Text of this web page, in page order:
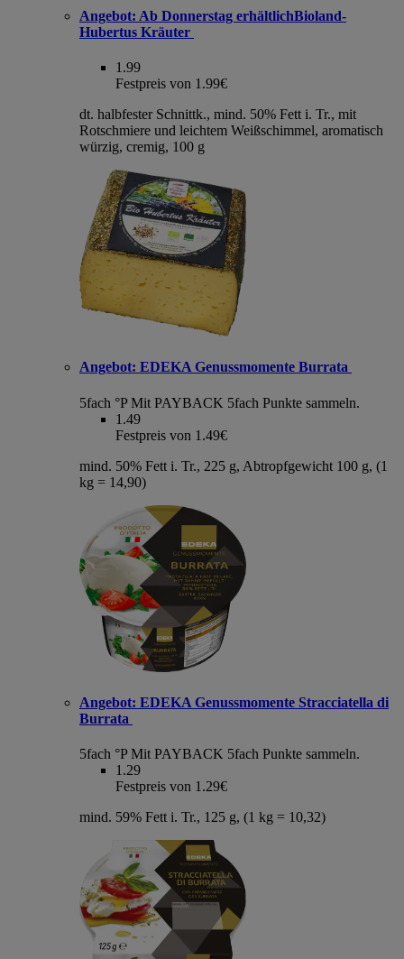
Angebot: Ab Donnerstag erhältlichBioland-
Hubertus Kräuter
1.99
Festpreis von 1.99€
dt. halbfester Schnittk., mind. 50% Fett i. Tr., mit
Rotschmiere und leichtem Weißschimmel, aromatisch
würzig, cremig, 100 g
Angebot: EDEKA Genussmomente Burrata
5fach °P Mit PAYBACK 5fach Punkte sammeln.
1.49
Festpreis von 1.49€
mind. 50% Fett i. Tr., 225 g, Abtropfgewicht 100 g, (1
kg = 14,90)
Angebot: EDEKA Genussmomente Stracciatella di
Burrata
5fach °P Mit PAYBACK 5fach Punkte sammeln.
1.29
Festpreis von 1.29€
mind. 59% Fett i. Tr., 125 g, (1 kg = 10,32)